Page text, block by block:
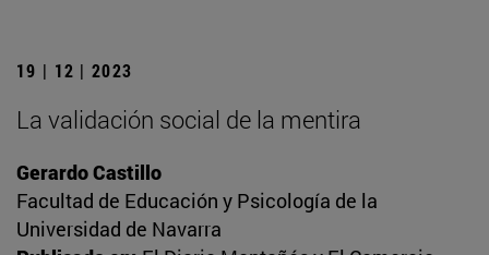
19 | 12 | 2023
La validación social de la mentira
Gerardo Castillo
Facultad de Educación y Psicología de la
Universidad de Navarra